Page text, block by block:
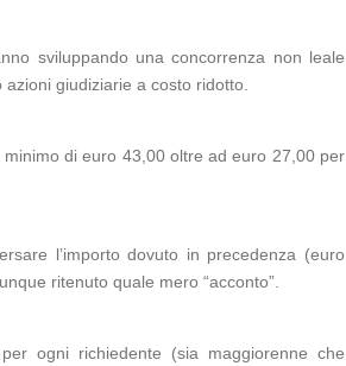
sviluppando una concorrenza non leale
giudiziarie a costo ridotto.
di euro 43,00 oltre ad euro 27,00 per
l’importo dovuto in precedenza (euro
ritenuto quale mero “acconto”.
ogni richiedente (sia maggiorenne che